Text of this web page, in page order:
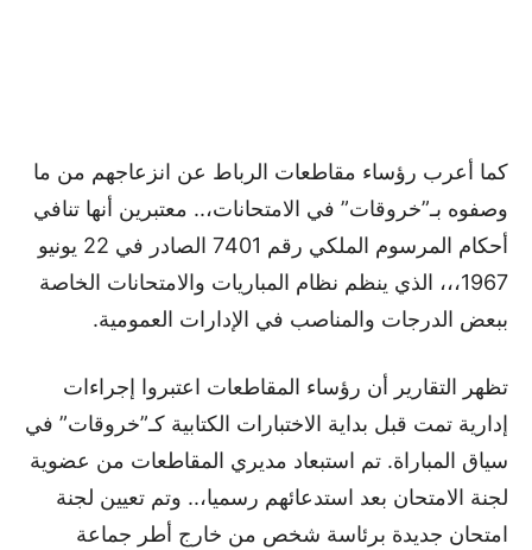
كما أعرب رؤساء مقاطعات الرباط عن انزعاجهم من ما
وصفوه بـ”خروقات” في الامتحانات،.. معتبرين أنها تنافي
أحكام المرسوم الملكي رقم 7401 الصادر في 22 يونيو
1967،،، الذي ينظم نظام المباريات والامتحانات الخاصة
ببعض الدرجات والمناصب في الإدارات العمومية.
تظهر التقارير أن رؤساء المقاطعات اعتبروا إجراءات
إدارية تمت قبل بداية الاختبارات الكتابية كـ”خروقات” في
سياق المباراة. تم استبعاد مديري المقاطعات من عضوية
لجنة الامتحان بعد استدعائهم رسميا،.. وتم تعيين لجنة
امتحان جديدة برئاسة شخص من خارج أطر جماعة